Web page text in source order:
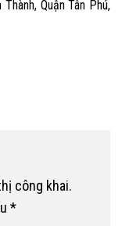
Quận Tân Phú,
công khai.
*